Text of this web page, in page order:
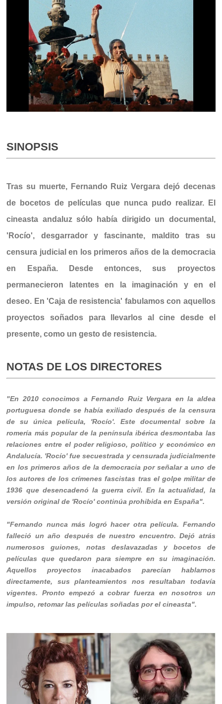
SINOPSIS
Tras su muerte, Fernando Ruiz Vergara dejó decenas
de bocetos de películas que nunca pudo realizar. El
cineasta andaluz sólo había dirigido un documental,
'Rocío', desgarrador y fascinante, maldito tras su
censura judicial en los primeros años de la democracia
en España. Desde entonces, sus proyectos
permanecieron latentes en la imaginación y en el
deseo. En 'Caja de resistencia' fabulamos con aquellos
proyectos soñados para llevarlos al cine desde el
presente, como un gesto de resistencia.
NOTAS DE LOS DIRECTORES
"En 2010 conocimos a Fernando Ruiz Vergara en la aldea
portuguesa donde se había exiliado después de la censura
de su única película, 'Rocío'. Este documental sobre la
romería más popular de la península ibérica desmontaba las
relaciones entre el poder religioso, político y económico en
Andalucía. 'Rocío' fue secuestrada y censurada judicialmente
en los primeros años de la democracia por señalar a uno de
los autores de los crímenes fascistas tras el golpe militar de
1936 que desencadenó la guerra civil. En la actualidad, la
versión original de 'Rocío' continúa prohibida en España".
"Fernando nunca más logró hacer otra película. Fernando
falleció un año después de nuestro encuentro. Dejó atrás
numerosos guiones, notas deslavazadas y bocetos de
películas que quedaron para siempre en su imaginación.
Aquellos proyectos inacabados parecían hablarnos
directamente, sus planteamientos nos resultaban todavía
vigentes. Pronto empezó a cobrar fuerza en nosotros un
impulso, retomar las películas soñadas por el cineasta".